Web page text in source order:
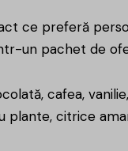
ce preferă
un pachet de
cafea,
plante, citrice